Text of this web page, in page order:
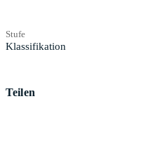
Stufe
Klassifikation
Teilen